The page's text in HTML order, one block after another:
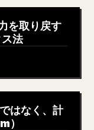
を取り戻す
法
はなく、計
）